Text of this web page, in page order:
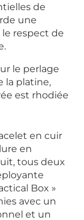
de
une
respect de
le perlage
la platine,
est rhodiée
en cuir
en
tous deux
Box »
avec un
et un